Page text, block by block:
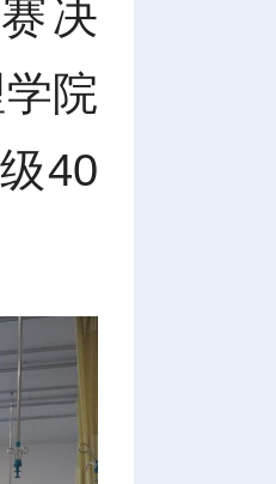
决
院
40